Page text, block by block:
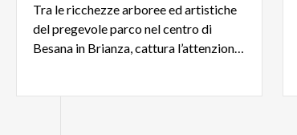
Tra le ricchezze arboree ed artistiche
del pregevole parco nel centro di
Besana in Brianza, cattura l’attenzione un maestoso cedro.